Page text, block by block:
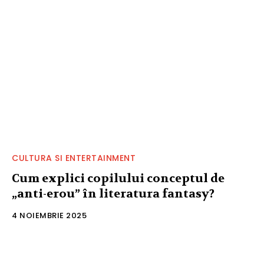
CULTURA SI ENTERTAINMENT
Cum explici copilului conceptul de
„anti-erou” în literatura fantasy?
4 NOIEMBRIE 2025